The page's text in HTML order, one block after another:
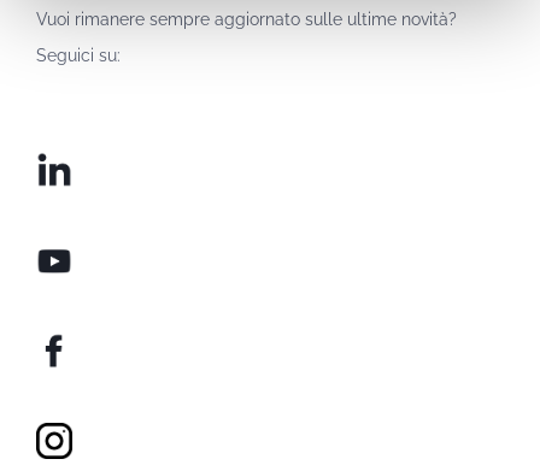
Vuoi rimanere sempre aggiornato sulle ultime novità?
Seguici su: